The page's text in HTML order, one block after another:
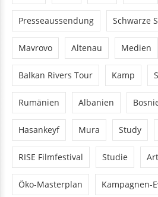
Presseaussendung Schwarze
Mavrovo Altenau Medien
Balkan Rivers Tour Kamp
Rumänien Albanien
Hasankeyf Mura Study
RISE Filmfestival Studie
Öko-Masterplan Kampagnen-